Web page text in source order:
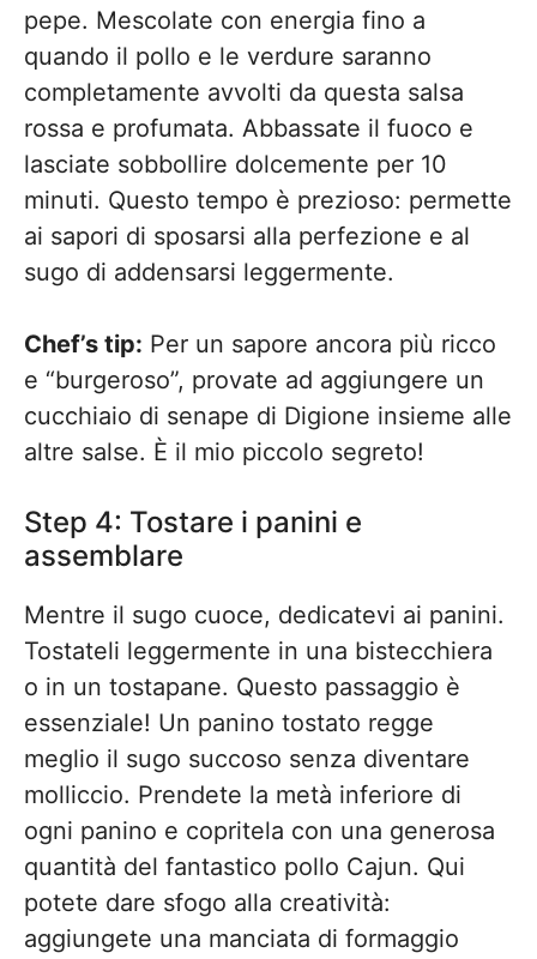
pepe. Mescolate con energia fino a
quando il pollo e le verdure saranno
completamente avvolti da questa salsa
rossa e profumata. Abbassate il fuoco e
lasciate sobbollire dolcemente per 10
minuti. Questo tempo è prezioso: permette
ai sapori di sposarsi alla perfezione e al
sugo di addensarsi leggermente.
Chef’s tip: Per un sapore ancora più ricco
e “burgeroso”, provate ad aggiungere un
cucchiaio di senape di Digione insieme alle
altre salse. È il mio piccolo segreto!
Step 4: Tostare i panini e
assemblare
Mentre il sugo cuoce, dedicatevi ai panini.
Tostateli leggermente in una bistecchiera
o in un tostapane. Questo passaggio è
essenziale! Un panino tostato regge
meglio il sugo succoso senza diventare
molliccio. Prendete la metà inferiore di
ogni panino e copritela con una generosa
quantità del fantastico pollo Cajun. Qui
potete dare sfogo alla creatività:
aggiungete una manciata di formaggio